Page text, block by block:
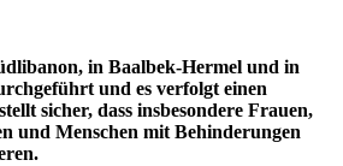
in Baalbek-Hermel und in
und es verfolgt einen
sicher, dass insbesondere Frauen,
und Menschen mit Behinderungen